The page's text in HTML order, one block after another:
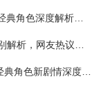
飞快影视APP最新版安装指南：全新剧情与经典角色深度解析，带你体验极致观影快感
欧美无人区尺码对比：一码、二码、三码区别解析，网友热议：选择更精准，购物无忧！
春雨直播app下载软件免费：高人气推荐与经典角色新剧情深度解析指南